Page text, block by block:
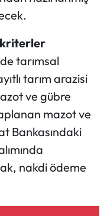
kriterler
tarımsal
tarım arazisi
ve gübre
mazot ve
Bankasındaki
nakdi ödeme